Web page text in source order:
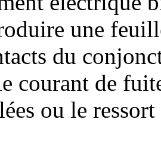
une
du
courant de
ou le ressort